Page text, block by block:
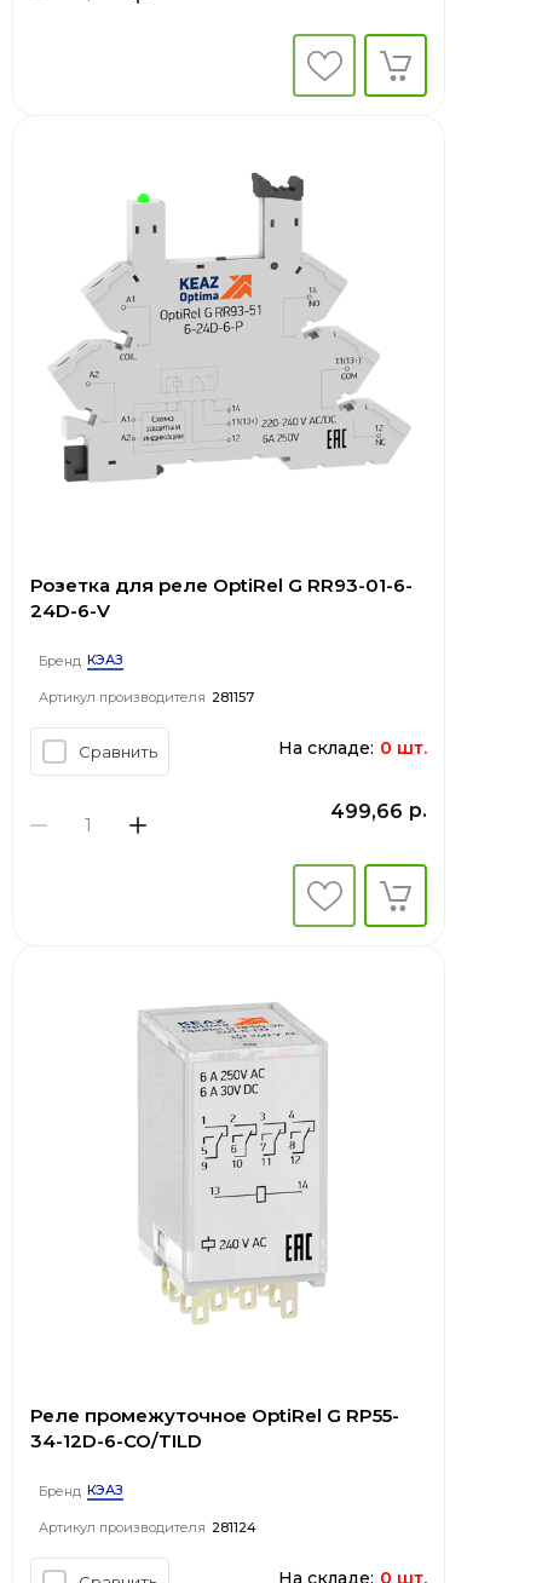
Розетка для реле OptiRel G RR93-01-6-
24D-6-V
Бренд КЭАЗ
Артикул производителя 281157
Сравнить На складе: 0 шт.
499,66 р.
Реле промежуточное OptiRel G RP55-
34-12D-6-CO/TILD
Бренд КЭАЗ
Артикул производителя 281124
На складе: 0 шт.